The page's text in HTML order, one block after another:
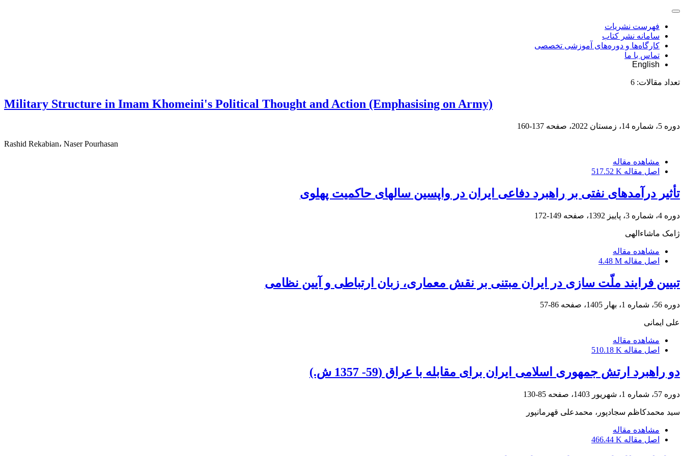
فهرست نشریات
سامانه نشر کتاب
کارگاه‌ها و دوره‌های آموزشی تخصصی
تماس با ما
English
تعداد مقالات: 6
Military Structure in Imam Khomeini's Political Thought and Action (Emphasising on Army)
دوره 5، شماره 14، زمستان 2022، صفحه 137-160
Rashid Rekabian، Naser Pourhasan
مشاهده مقاله
اصل مقاله 517.52 K
تأثیر درآمدهای نفتی بر راهبرد دفاعی ایران در واپسین سالهای حاکمیت پهلوی
دوره 4، شماره 3، پاییز 1392، صفحه 149-172
ژامک ماشاءالهی
مشاهده مقاله
اصل مقاله 4.48 M
تبیین فرایند ملّت سازی در ایران مبتنی بر نقش معماری، زبان ارتباطی و آیین نظامی
دوره 56، شماره 1، بهار 1405، صفحه 86-57
علی ایمانی
مشاهده مقاله
اصل مقاله 510.18 K
دو راهبرد ارتش جمهوری اسلامی ایران برای مقابله با عراق (59- 1357 ش.)
دوره 57، شماره 1، شهریور 1403، صفحه 85-130
سید محمدکاظم سجادپور، محمدعلی قهرمانپور
مشاهده مقاله
اصل مقاله 466.44 K